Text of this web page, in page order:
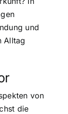
und
Alltag
von
die